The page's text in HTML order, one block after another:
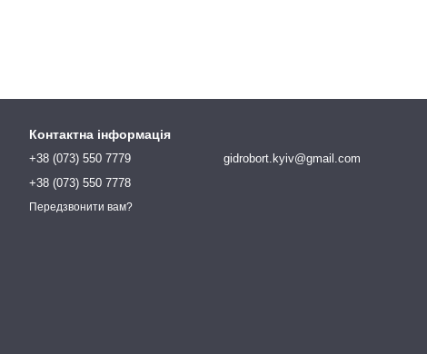
Контактна інформація
+38 (073) 550 7779
+38 (073) 550 7778
Передзвонити вам?
gidrobort.kyiv@gmail.com